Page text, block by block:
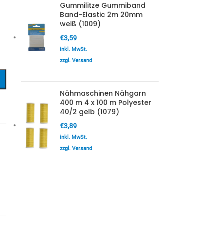
Gummilitze Gummiband
Band-Elastic 2m 20mm
weiß (1009)
€3,59
inkl. MwSt.
zzgl. Versand
Nähmaschinen Nähgarn
400 m 4 x 100 m Polyester
40/2 gelb (1079)
€3,89
inkl. MwSt.
zzgl. Versand